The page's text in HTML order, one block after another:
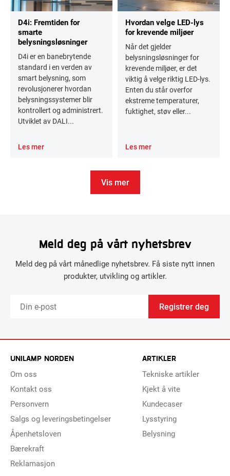
D4i: Fremtiden for
smarte
belysningsløsninger
D4i er en banebrytende
standard i en verden av
smart belysning, som
revolusjonerer hvordan
belysningssystemer blir
kontrollert og administrert.
Utviklet av DALI...
Les mer
Hvordan velge LED-lys
for krevende miljøer
Når det gjelder
belysningsløsninger for
krevende miljøer, er det
viktig å velge riktig LED-lys.
Enten du står overfor
ekstreme temperaturer,
fuktighet, støv eller...
Les mer
Vis mer
Meld deg på vårt nyhetsbrev
Meld deg på vårt månedlige nyhetsbrev. Få siste nytt innen
produkter, utvikling og artikler.
Registrer deg
UNILAMP NORDEN
Om oss
Kontakt oss
Personvern
Salgs og leveringsbetingelser
Åpenhetsloven
Bærekraft
Reklamasjon
ARTIKLER
Tekniske artikler
Kjekt å vite
Kundecaser
Lysstyring
Belysning